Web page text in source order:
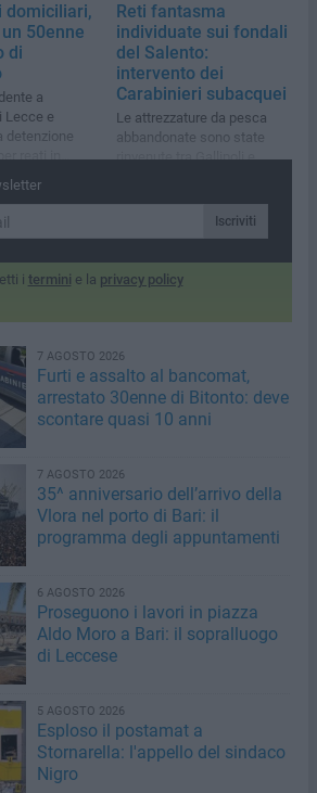
domiciliari,
50enne
di
a
Lecce e
detenzione
reati in
Reti fantasma
individuate sui fondali
del Salento:
intervento dei
Carabinieri subacquei
Le attrezzature da pesca
abbandonate sono state
rinvenute tra Gallipoli e
Iscriviti
i termini e la privacy policy
7 AGOSTO 2026
Furti e assalto al bancomat,
arrestato 30enne di Bitonto: deve
scontare quasi 10 anni
7 AGOSTO 2026
35^ anniversario dell’arrivo della
Vlora nel porto di Bari: il
programma degli appuntamenti
6 AGOSTO 2026
Proseguono i lavori in piazza
Aldo Moro a Bari: il sopralluogo
di Leccese
5 AGOSTO 2026
Esploso il postamat a
Stornarella: l'appello del sindaco
Nigro